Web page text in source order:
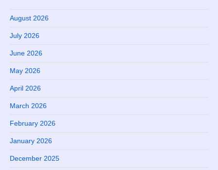
August 2026
July 2026
June 2026
May 2026
April 2026
March 2026
February 2026
January 2026
December 2025